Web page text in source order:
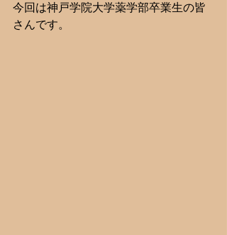
今回は神戸学院大学薬学部卒業生の皆
さんです。